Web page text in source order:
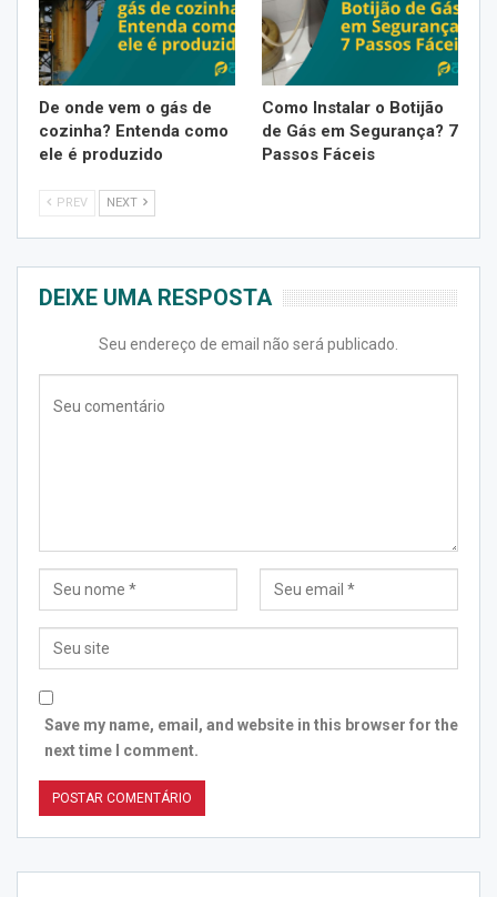
De onde vem o gás de
cozinha? Entenda como
ele é produzido
Como Instalar o Botijão
de Gás em Segurança? 7
Passos Fáceis
PREV NEXT
DEIXE UMA RESPOSTA
Seu endereço de email não será publicado.
Save my name, email, and website in this browser for the
next time I comment.